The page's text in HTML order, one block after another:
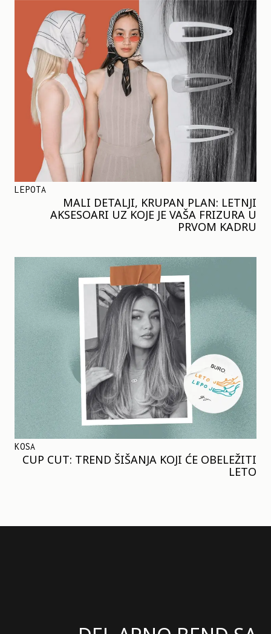
LEPOTA
MALI DETALJI, KRUPAN PLAN: LETNJI
AKSESOARI UZ KOJE JE VAŠA FRIZURA U
PRVOM KADRU
KOSA
CUP CUT: TREND ŠIŠANJA KOJI ĆE OBELEŽITI
LETO